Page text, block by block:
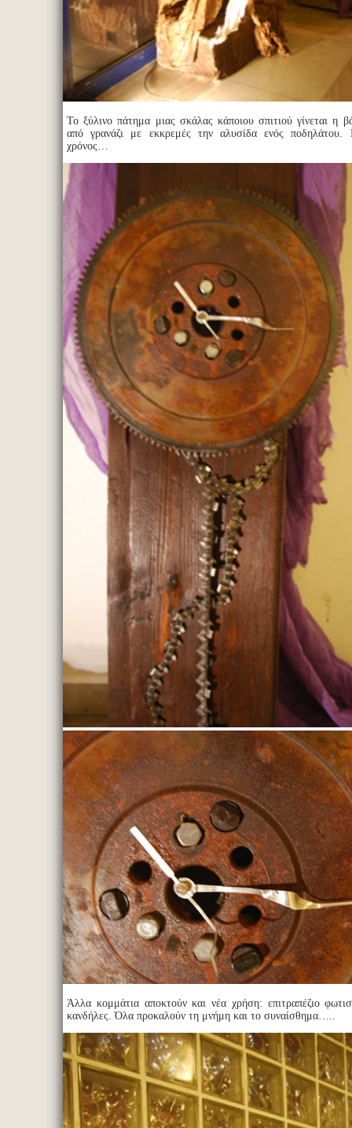
Το ξύλινο πάτημα μιας σκάλας κάποιου σπιτιού γίνεται η
από γρανάζι με εκκρεμές την αλυσίδα ενός
χρόνος…
Άλλα κομμάτια αποκτούν και νέα χρήση: επιτραπέζιο
κανδήλες. Όλα προκαλούν τη μνήμη και το συναίσθημα…..